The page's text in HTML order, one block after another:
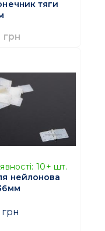
тяги
грн
10+ шт.
нейлонова